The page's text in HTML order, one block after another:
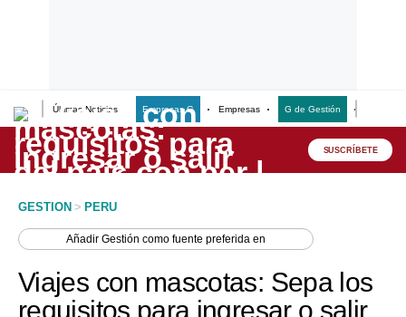
Últimas Noticias Empresas G Empresas G de Gestión
Lo último
Peru Quiosco
Economía
SUSCRÍBETE
GESTION > PERU
AñadirGestión como fuente preferida en
Viajes con mascotas: Sepa los
requisitos para ingresar o salir